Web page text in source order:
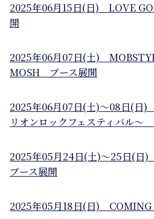
2025年06月15日(日) LOVE
開
2025年06月07日(土)
MOSH ブース展開
2025年06月07日(土)～08日(日
リオンロックフェスティバル〜
2025年05月24日(土)～25日(
ブース展開
2025年05月18日(日)